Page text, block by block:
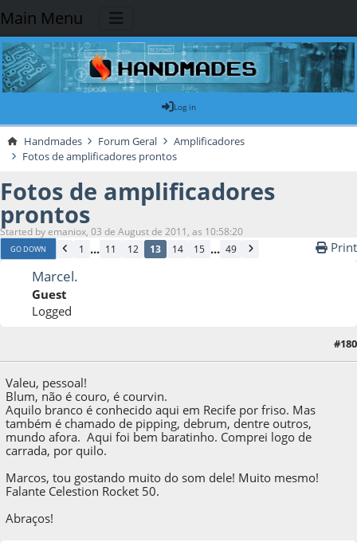
Main Menu
Log in
Handmades Forum Geral
Amplificadores
Fotos de amplificadores prontos
Fotos de amplificadores
prontos
Started by emaniox, 03 de August de 2011, as 10:58:20
GO DOWN 1 ... 11 12 13 14 15 ... 49 Print
Marcel.
Guest
Logged
#180
Valeu, pessoal!
Blum, não é couro, é courvin.
Aquilo branco é conhecido aqui em Recife por friso. Mas
também é chamado de pipping, debrum, dentre outros,
mundo afora. Aqui foi bem baratinho. Comprei logo de
carrada, por quilo.
Marcos, tou gostando muito do som dele! Muito mesmo!
Falante Celestion Rocket 50.
Abraços!